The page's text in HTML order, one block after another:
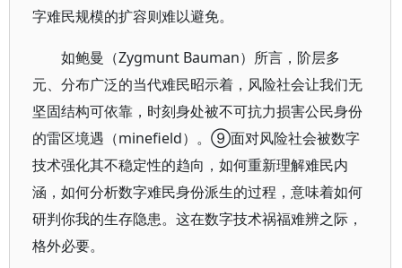
字难民规模的扩容则难以避免。
如鲍曼（Zygmunt Bauman）所言，阶层多
元、分布广泛的当代难民昭示着，风险社会让我们无
坚固结构可依靠，时刻身处被不可抗力损害公民身份
的雷区境遇（minefield）。⑨面对风险社会被数字
技术强化其不稳定性的趋向，如何重新理解难民内
涵，如何分析数字难民身份派生的过程，意味着如何
研判你我的生存隐患。这在数字技术祸福难辨之际，
格外必要。